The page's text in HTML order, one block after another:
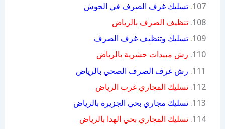
تسليك غرف الصرف في الحوش
تنظيف الصرف بالرياض
تسليك وتنظيف غرف الصرف
رش مبيدات حشرية بالرياض
رش غرف الصرف الصحي بالرياض
تسليك المجاري غرب الرياض
تسليك مجاري بحي الجزيرة بالرياض
تسليك المجاري بحي الهدا بالرياض